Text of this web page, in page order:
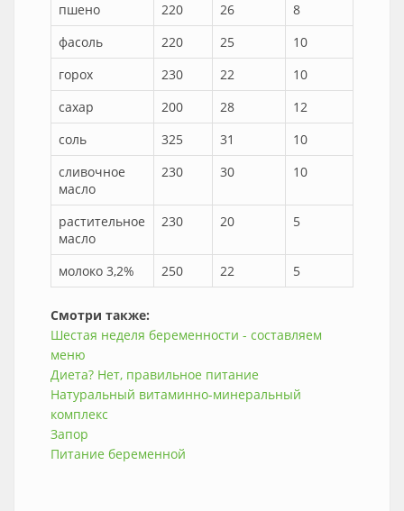
пшено
220 26
8
фасоль
220 25
10
горох
230 22
10
сахар
200 28
12
соль
325 31
10
сливочное
масло
230 30 10
растительное
масло
230 20 5
молоко 3,2% 250 22 5
Смотри также:
Шестая неделя беременности - составляем
меню
Диета? Нет, правильное питание
Натуральный витаминно-минеральный
комплекс
Запор
Питание беременной